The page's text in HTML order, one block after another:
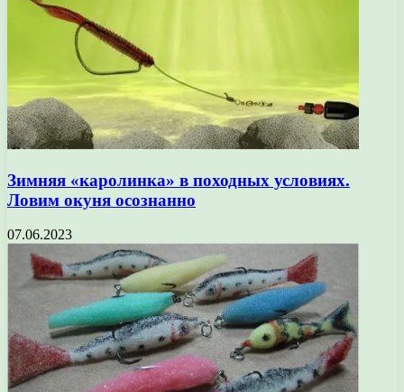
Зимняя «каролинка» в походных условиях.
Ловим окуня осознанно
07.06.2023